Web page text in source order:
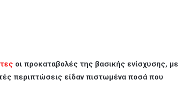
οι προκαταβολές της βασικής ενίσχυσης, με
περιπτώσεις είδαν πιστωμένα ποσά που